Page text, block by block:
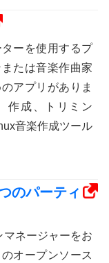
ーを使用するプ
たは音楽作曲家
アプリがありま
作成、トリミン
音楽作成ツール
のパーティ
マネージャーをお
オープンソース